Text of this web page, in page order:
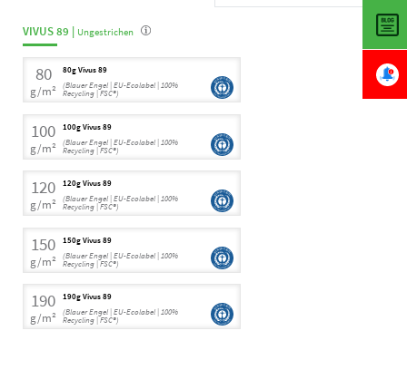
VIVUS 89 | Ungestrichen
80
g/m²
80g Vivus 89
(Blauer Engel | EU-Ecolabel | 100%
Recycling | FSC®)
100
g/m²
100g Vivus 89
(Blauer Engel | EU-Ecolabel | 100%
Recycling | FSC®)
120
g/m²
120g Vivus 89
(Blauer Engel | EU-Ecolabel | 100%
Recycling | FSC®)
150
g/m²
150g Vivus 89
(Blauer Engel | EU-Ecolabel | 100%
Recycling | FSC®)
190
g/m²
190g Vivus 89
(Blauer Engel | EU-Ecolabel | 100%
Recycling | FSC®)